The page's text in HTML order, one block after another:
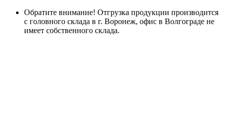
Обратите внимание! Отгрузка продукции производится
с головного склада в г. Воронеж, офис в Волгограде не
имеет собственного склада.